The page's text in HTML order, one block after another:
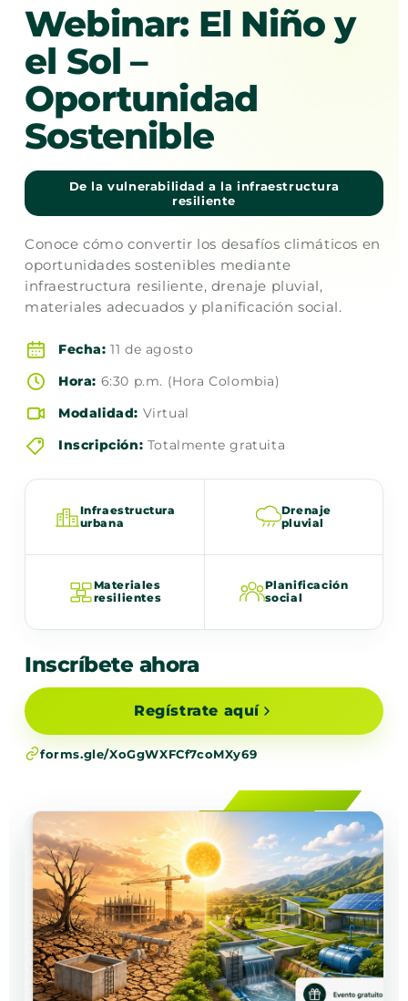
Webinar: El Niño y
el Sol –
Oportunidad
Sostenible
De la vulnerabilidad a la infraestructura
resiliente
Conoce cómo convertir los desafíos climáticos en
oportunidades sostenibles mediante
infraestructura resiliente, drenaje pluvial,
materiales adecuados y planificación social.
Fecha: 11 de agosto
Hora: 6:30 p.m. (Hora Colombia)
Modalidad: Virtual
Inscripción: Totalmente gratuita
Infraestructura
urbana
Drenaje
pluvial
Materiales
resilientes
Planificación
social
Inscríbete ahora
Regístrate aquí
forms.gle/XoGgWXFCf7coMXy69